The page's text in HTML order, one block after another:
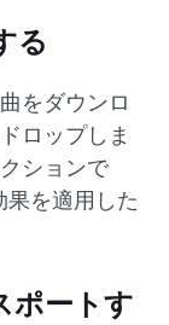
る
をダウンロ
ロップしま
ションで
を適用した
ポートす